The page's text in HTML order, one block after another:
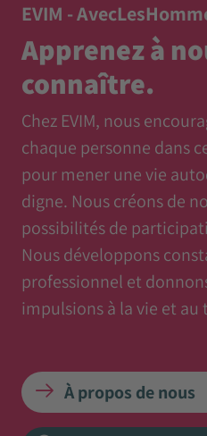
EVIM -
Apprenez à
connaître.
Chez EVIM, nous
chaque personne dans
pour mener une vie
digne. Nous créons de
possibilités de
Nous développons
professionnel et
impulsions à la vie et au
À propos de nous